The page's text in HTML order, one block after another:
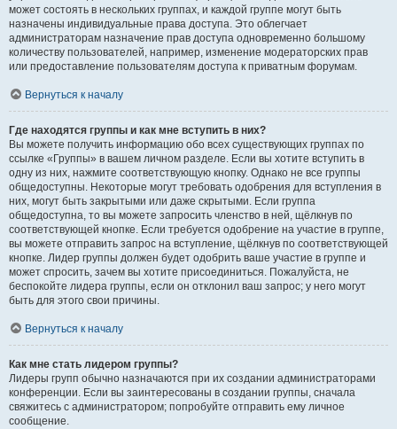
может состоять в нескольких группах, и каждой группе могут быть
назначены индивидуальные права доступа. Это облегчает
администраторам назначение прав доступа одновременно большому
количеству пользователей, например, изменение модераторских прав
или предоставление пользователям доступа к приватным форумам.
Вернуться к началу
Где находятся группы и как мне вступить в них?
Вы можете получить информацию обо всех существующих группах по
ссылке «Группы» в вашем личном разделе. Если вы хотите вступить в
одну из них, нажмите соответствующую кнопку. Однако не все группы
общедоступны. Некоторые могут требовать одобрения для вступления в
них, могут быть закрытыми или даже скрытыми. Если группа
общедоступна, то вы можете запросить членство в ней, щёлкнув по
соответствующей кнопке. Если требуется одобрение на участие в группе,
вы можете отправить запрос на вступление, щёлкнув по соответствующей
кнопке. Лидер группы должен будет одобрить ваше участие в группе и
может спросить, зачем вы хотите присоединиться. Пожалуйста, не
беспокойте лидера группы, если он отклонил ваш запрос; у него могут
быть для этого свои причины.
Вернуться к началу
Как мне стать лидером группы?
Лидеры групп обычно назначаются при их создании администраторами
конференции. Если вы заинтересованы в создании группы, сначала
свяжитесь с администратором; попробуйте отправить ему личное
сообщение.